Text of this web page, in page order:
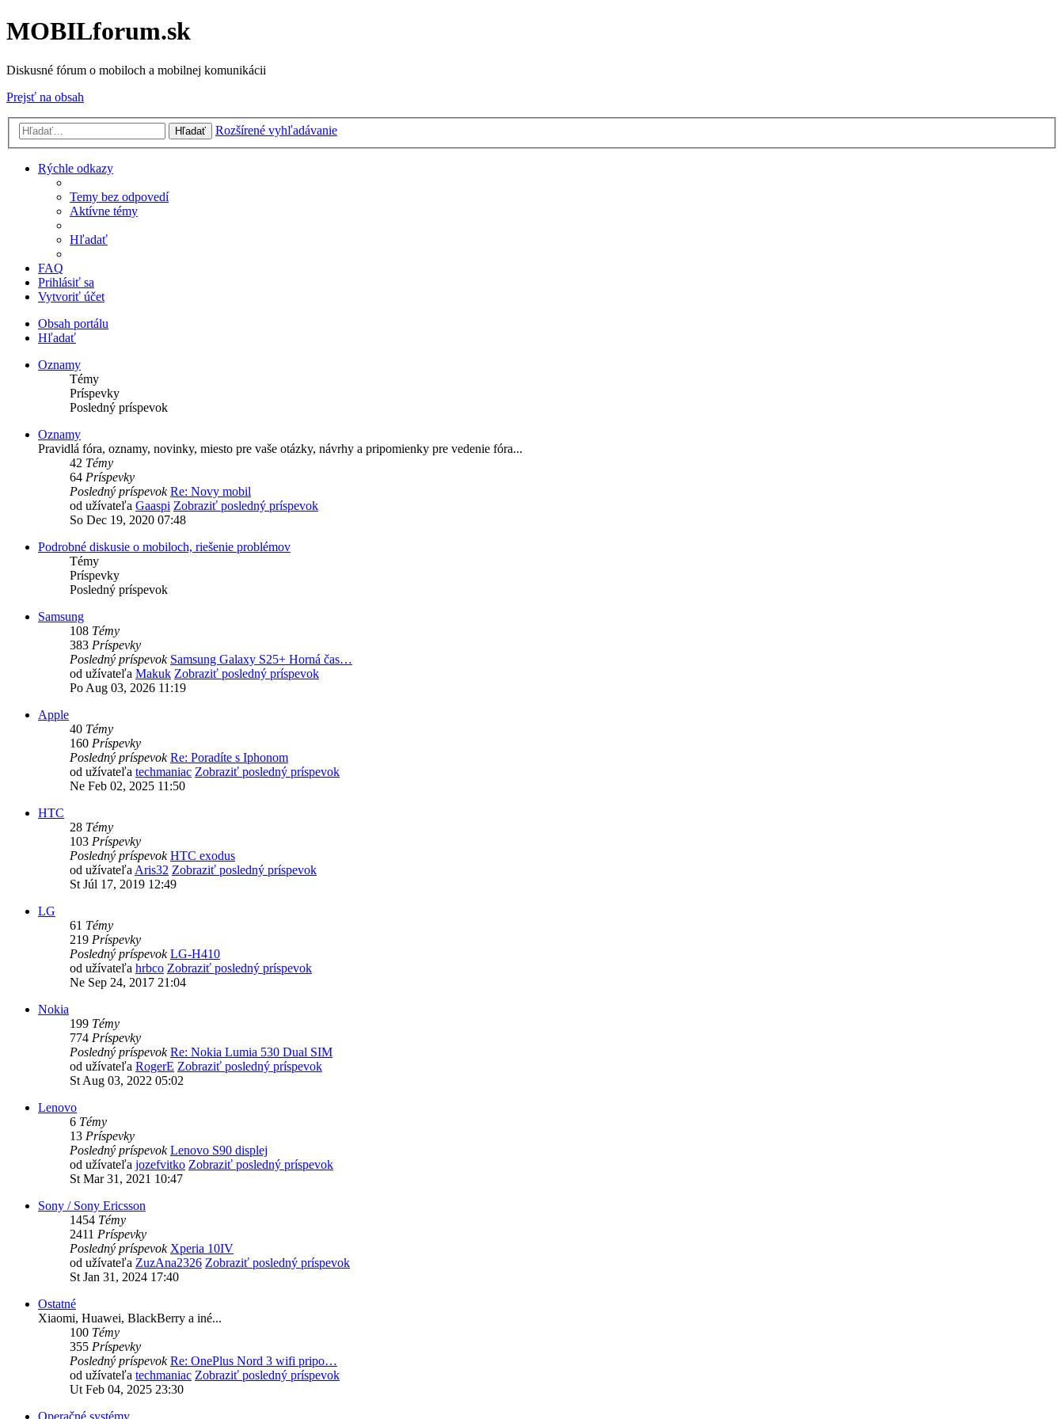
MOBILforum.sk
Diskusné fórum o mobiloch a mobilnej komunikácii
Prejsť na obsah
Hľadať Rozšírené vyhľadávanie
Rýchle odkazy
Temy bez odpovedí
Aktívne témy
Hľadať
FAQ
Prihlásiť sa
Vytvoriť účet
Obsah portálu
Hľadať
Oznamy
Témy
Príspevky
Posledný príspevok
Oznamy
Pravidlá fóra, oznamy, novinky, miesto pre vaše otázky, návrhy a pripomienky pre vedenie fóra...
42 Témy
64 Príspevky
Posledný príspevok Re: Novy mobil
od užívateľa Gaaspi Zobraziť posledný príspevok
So Dec 19, 2020 07:48
Podrobné diskusie o mobiloch, riešenie problémov
Témy
Príspevky
Posledný príspevok
Samsung
108 Témy
383 Príspevky
Posledný príspevok Samsung Galaxy S25+ Horná čas…
od užívateľa Makuk Zobraziť posledný príspevok
Po Aug 03, 2026 11:19
Apple
40 Témy
160 Príspevky
Posledný príspevok Re: Poradíte s Iphonom
od užívateľa techmaniac Zobraziť posledný príspevok
Ne Feb 02, 2025 11:50
HTC
28 Témy
103 Príspevky
Posledný príspevok HTC exodus
od užívateľaAris32 Zobraziť posledný príspevok
St Júl 17, 2019 12:49
LG
61 Témy
219 Príspevky
Posledný príspevok LG-H410
od užívateľa hrbco Zobraziť posledný príspevok
Ne Sep 24, 2017 21:04
Nokia
199 Témy
774 Príspevky
Posledný príspevok Re: Nokia Lumia 530 Dual SIM
od užívateľa RogerE Zobraziť posledný príspevok
St Aug 03, 2022 05:02
Lenovo
6 Témy
13 Príspevky
Posledný príspevok Lenovo S90 displej
od užívateľa jozefvitko Zobraziť posledný príspevok
St Mar 31, 2021 10:47
Sony / Sony Ericsson
1454 Témy
2411 Príspevky
Posledný príspevok Xperia 10IV
od užívateľa ZuzAna2326 Zobraziť posledný príspevok
St Jan 31, 2024 17:40
Ostatné
Xiaomi, Huawei, BlackBerry a iné...
100 Témy
355 Príspevky
Posledný príspevok Re: OnePlus Nord 3 wifi pripo…
od užívateľa techmaniac Zobraziť posledný príspevok
Ut Feb 04, 2025 23:30